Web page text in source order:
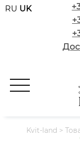
RU UK
Kvit-land >